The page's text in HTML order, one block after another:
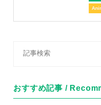
おすすめ記事 /